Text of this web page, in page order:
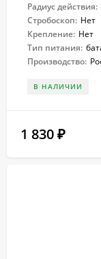
Радиус действия:
Стробоскоп: Нет
Крепление: Нет
Тип питания:
Производство:
В НАЛИЧИИ
1 830 ₽